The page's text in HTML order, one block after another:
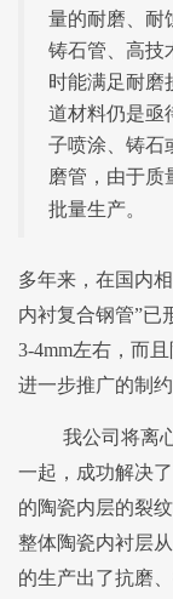
量的耐磨、耐
铸石管、高技
时能满足耐磨
道材料仍是亟
子喷涂、铸石
磨管，由于质
批量生产。
多年来，在国内
内衬复合钢管”已
3-4mm左右，而
进一步推广的制约
我公司将离
一起，成功解决
的陶瓷内层的裂
整体陶瓷内衬层
的生产出了抗磨